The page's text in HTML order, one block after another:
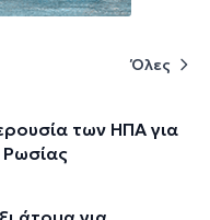
Όλες
των ΗΠΑ για
Ρωσίας